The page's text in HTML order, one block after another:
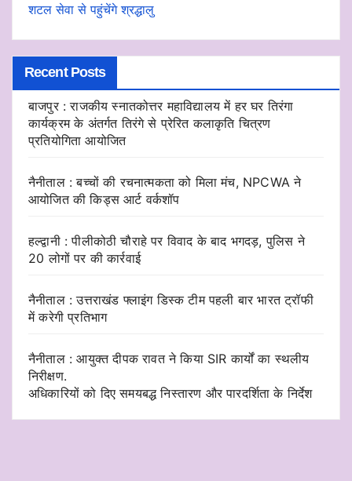
शटल सेवा से पहुंचेंगे श्रद्धालु
Recent Posts
बाजपुर : राजकीय स्नातकोत्तर महाविद्यालय में हर घर तिरंगा
कार्यक्रम के अंतर्गत तिरंगे से प्रेरित कलाकृति चित्रण
प्रतियोगिता आयोजित
नैनीताल : बच्चों की रचनात्मकता को मिला मंच, NPCWA ने
आयोजित की किड्स आर्ट वर्कशॉप
हल्द्वानी : पीलीकोठी चौराहे पर विवाद के बाद भगदड़, पुलिस ने
20 लोगों पर की कार्रवाई
नैनीताल : उत्तराखंड फ्लाइंग डिस्क टीम पहली बार भारत ट्रॉफी
में करेगी प्रतिभाग
नैनीताल : आयुक्त दीपक रावत ने किया SIR कार्यों का स्थलीय
निरीक्षण.
अधिकारियों को दिए समयबद्ध निस्तारण और पारदर्शिता के निर्देश